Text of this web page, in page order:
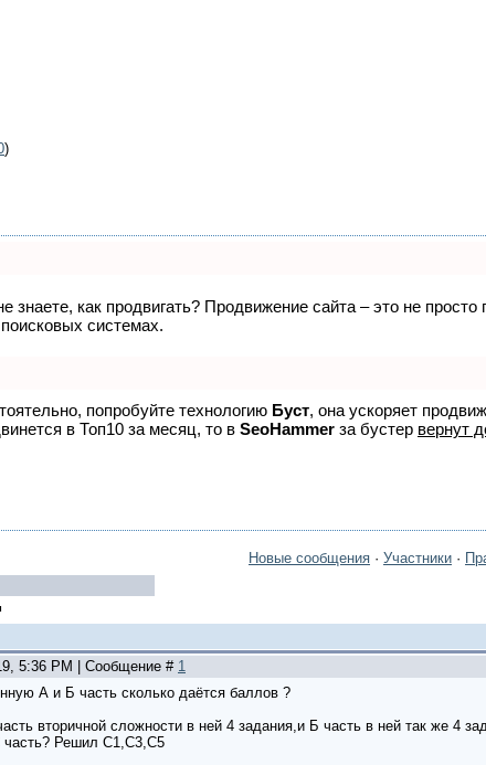
)
знаете, как продвигать? Продвижение сайта – это не
системах.
попробуйте технологию Буст, она ускоряет
в Топ10 за месяц, то в SeoHammer за бустер вернут
Новые сообщения · Участники ·
5:36 PM | Сообщение # 1
А и Б часть сколько даётся баллов ?
вторичной сложности в ней 4 задания,и Б часть в ней так же 4
часть? Решил С1,С3,С5